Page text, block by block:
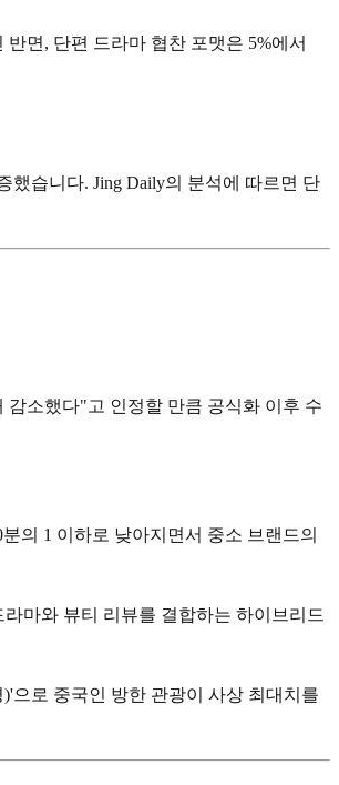
면, 단편 드라마 협찬 포맷은 5%에서
했습니다. Jing Daily의 분석에 따르면 단
소했다"고 인정할 만큼 공식화 이후 수
의 1 이하로 낮아지면서 중소 브랜드의
마와 뷰티 리뷰를 결합하는 하이브리드
으로 중국인 방한 관광이 사상 최대치를